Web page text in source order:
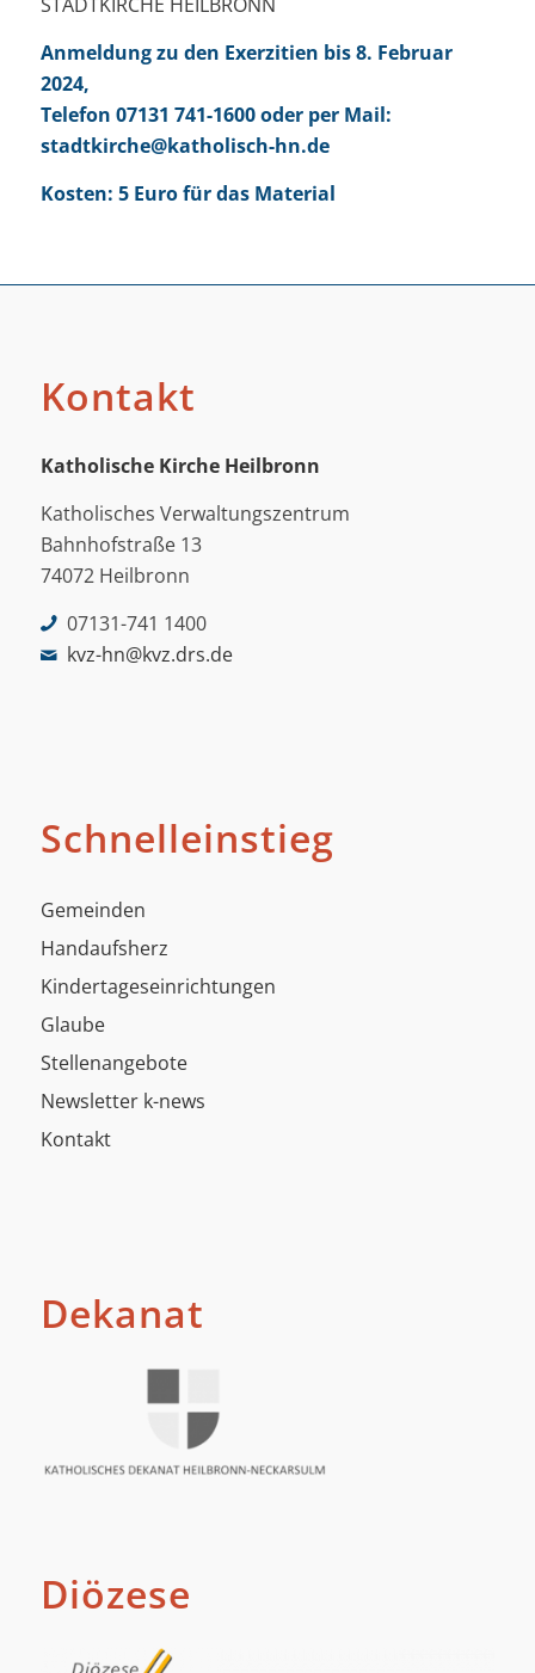
STADTKIRCHE HEILBRONN
Anmeldung zu den Exerzitien bis 8. Februar
2024,
Telefon 07131 741-1600 oder per Mail:
stadtkirche@katholisch-hn.de
Kosten: 5 Euro für das Material
Kontakt
Katholische Kirche Heilbronn
Katholisches Verwaltungszentrum
Bahnhofstraße 13
74072 Heilbronn
07131-741 1400
kvz-hn@kvz.drs.de
Schnelleinstieg
Gemeinden
Handaufsherz
Kindertageseinrichtungen
Glaube
Stellenangebote
Newsletter k-news
Kontakt
Dekanat
Diözese